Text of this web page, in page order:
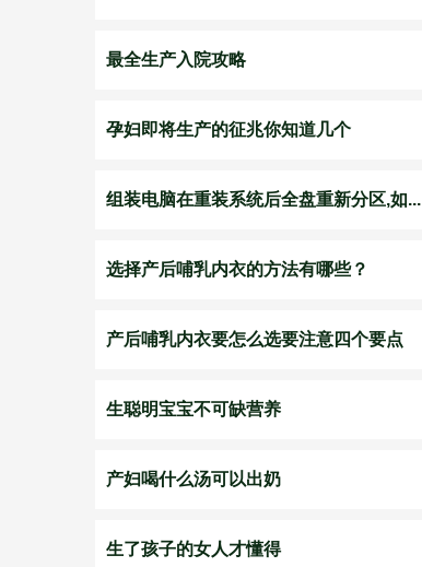
最全生产入院攻略
孕妇即将生产的征兆你知道几个
组装电脑在重装系统后全盘重新分区,如...
选择产后哺乳内衣的方法有哪些？
产后哺乳内衣要怎么选要注意四个要点
生聪明宝宝不可缺营养
产妇喝什么汤可以出奶
生了孩子的女人才懂得